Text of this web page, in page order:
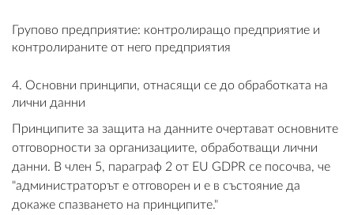
Групово предприятие: контролиращо предприятие и
контролираните от него предприятия
4. Основни принципи, отнасящи се до обработката на
лични данни
Принципите за защита на данните очертават основните
отговорности за организациите, обработващи лични
данни. В член 5, параграф 2 от EU GDPR се посочва, че
"администраторът е отговорен и е в състояние да
докаже спазването на принципите."